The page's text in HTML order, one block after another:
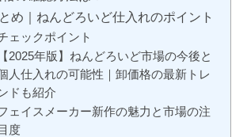
め｜ねんどろいど仕入れのポイント
ェックポイント
【2025年版】ねんどろいど市場の今後と
人仕入れの可能性｜卸価格の最新トレ
ドも紹介
ェイスメーカー新作の魅力と市場の注
目度